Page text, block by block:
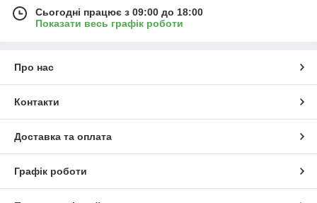
Сьогодні працює з 09:00 до 18:00
Показати весь графік роботи
Про нас
Контакти
Доставка та оплата
Графік роботи